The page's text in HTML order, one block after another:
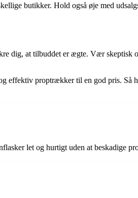
butikker. Hold også øje med
dig, at tilbuddet er ægte. Vær skeptisk
effektiv proptrækker til en god pris. Så
let og hurtigt uden at beskadige